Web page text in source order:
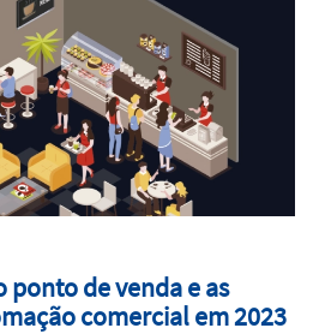
de venda e as
comercial em 2023